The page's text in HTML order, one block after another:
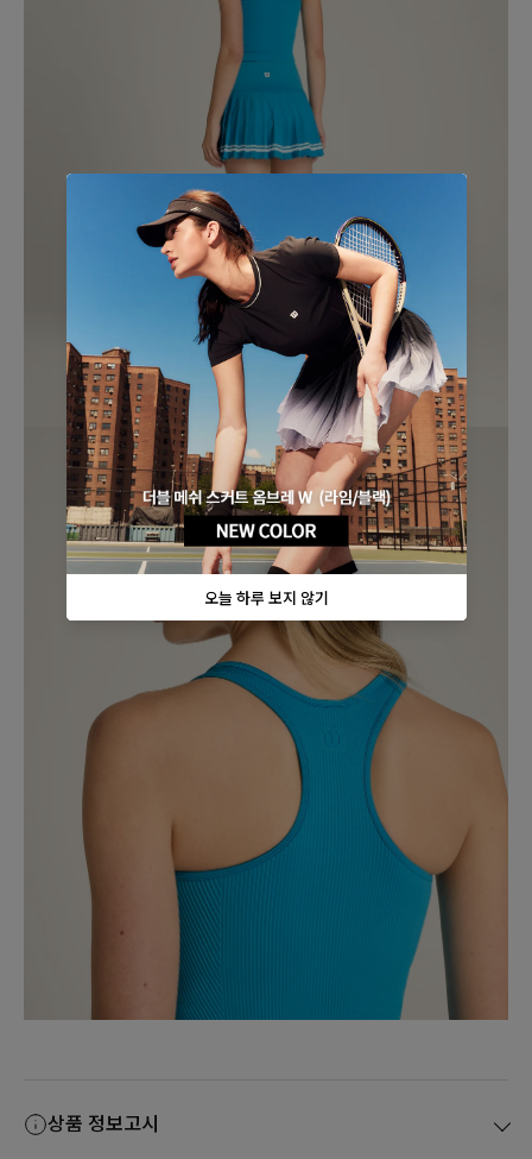
상품 정보고시